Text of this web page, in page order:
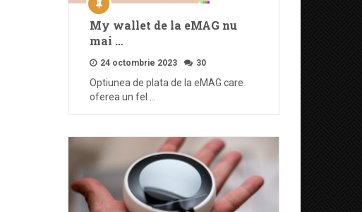
My wallet de la eMAG nu
mai …
24 octombrie 2023 30
Optiunea de plata de la eMAG care
oferea un fel …